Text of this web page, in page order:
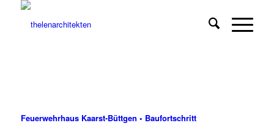
Feuerwehrhaus Kaarst-Büttgen • Baufortschritt